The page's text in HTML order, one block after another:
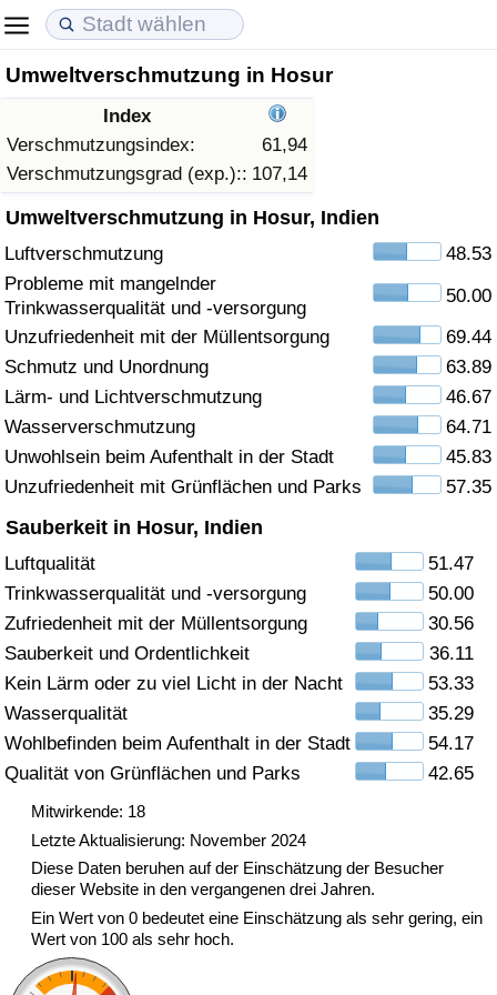
Umweltverschmutzung in Hosur
Index
Verschmutzungsindex:
61,94
Verschmutzungsgrad (exp.):: 107,14
Umweltverschmutzung in Hosur, Indien
Luftverschmutzung
48.53
Probleme mit mangelnder
Trinkwasserqualität und -versorgung
50.00
Unzufriedenheit mit der Müllentsorgung
69.44
Schmutz und Unordnung
63.89
Lärm- und Lichtverschmutzung
46.67
Wasserverschmutzung
64.71
Unwohlsein beim Aufenthalt in der Stadt
45.83
Unzufriedenheit mit Grünflächen und Parks
57.35
Sauberkeit in Hosur, Indien
Luftqualität
51.47
Trinkwasserqualität und -versorgung
50.00
Zufriedenheit mit der Müllentsorgung
30.56
Sauberkeit und Ordentlichkeit
36.11
Kein Lärm oder zu viel Licht in der Nacht
53.33
Wasserqualität
35.29
Wohlbefinden beim Aufenthalt in der Stadt
54.17
Qualität von Grünflächen und Parks
42.65
Mitwirkende: 18
Letzte Aktualisierung: November 2024
Diese Daten beruhen auf der Einschätzung der Besucher
dieser Website in den vergangenen drei Jahren.
Ein Wert von 0 bedeutet eine Einschätzung als sehr gering, ein
Wert von 100 als sehr hoch.
Lebenshaltungskosten
Lebenshaltungskosten-Index (aktuell)
Lebenshaltungskosten-Index
Lebenshaltungskosten-Index nach Land
in Akaba
Immobilienpreise
Immobilienpreis-Index (aktuell)
Immobilienpreis-Index
Immobilienpreis-Index nach Land
Lebensqualität
Lebensqualität-Index
Lebensqualität-Index (aktuell)
Lebensqualitätsindex nach Land
Kriminalität
Kriminalitäts-Index (aktuell)
Kriminalitäts-Index
Kriminalitätsindex nach Land
Gesundheitsversorgung
Gesundheitsversorgungs-Index (aktuell)
Gesundheitsversorgungs-Index
Gesundheitsversorgungs-Index nach Land
Umweltverschmutzung
Umweltverschmutzungs-Index (aktuell)
Verschmutzungsindex
Umweltverschmutzungs-Index nach Land
Verkehr